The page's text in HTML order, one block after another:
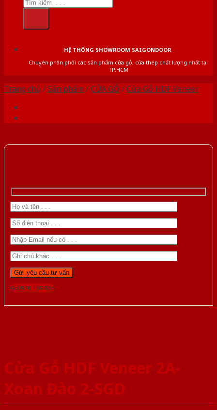
HỆ THỐNG SHOWROOM SAIGONDOOR
Chuyên phân phối các sản phẩm cửa gỗ, cửa thép chất lượng nhất tại
TP.HCM
Trang chủ /Sản phẩm /CỬA GỖ /Cửa Gỗ HDF Veneer
Gọi 0976.169.864
Cửa Gỗ HDF Veneer 2A-
Xoan Đào 2-SGD